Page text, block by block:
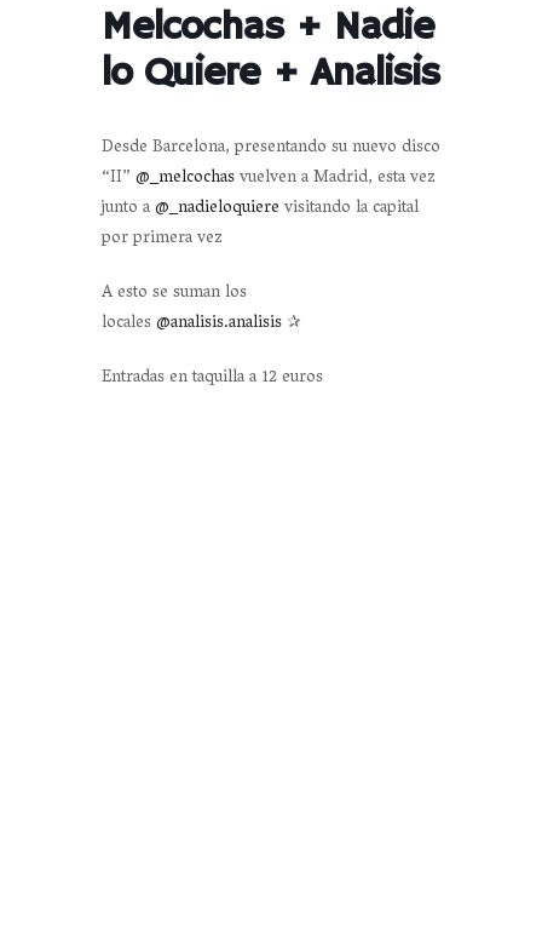
Melcochas + Nadie
lo Quiere + Analisis
Desde Barcelona, presentando su nuevo disco
“II”@_melcochasvuelven a Madrid, esta vez
junto a@_nadieloquierevisitando la capital
por primera vez
A esto se suman los
locales@analisis.analisis✰
Entradas en taquilla a 12 euros